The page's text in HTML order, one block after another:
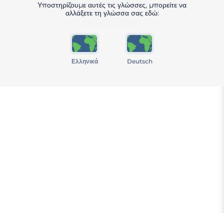
Υποστηρίζουμε αυτές τις γλώσσες, μπορείτε να
αλλάξετε τη γλώσσα σας εδώ:
Ελληνικά Deutsch